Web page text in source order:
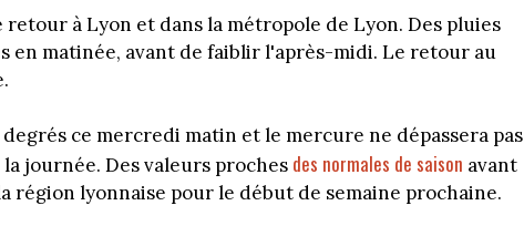
à Lyon et dans la métropole de Lyon. Des pluies
en matinée, avant de faiblir l'après-midi. Le retour au
ce mercredi matin et le mercure ne dépassera pas
journée. Des valeurs proches des normales de saison avant
région lyonnaise pour le début de semaine prochaine.